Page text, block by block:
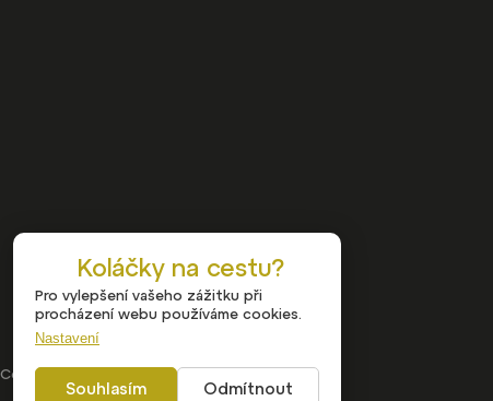
Koláčky na cestu?
Pro vylepšení vašeho zážitku při
procházení webu používáme cookies.
Nastavení
Odmítnout
Souhlasím
Copyright 2026 Nalehko